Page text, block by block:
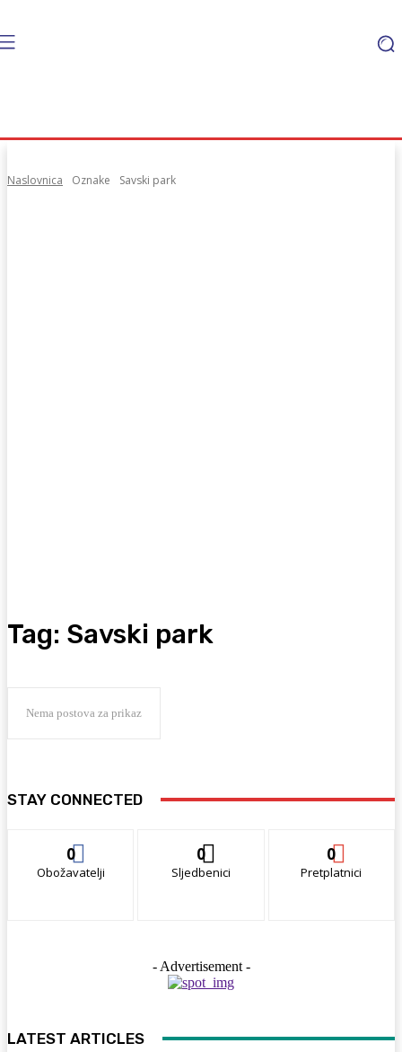
Naslovnica Oznake Savski park
Tag: Savski park
Nema postova za prikaz
STAY CONNECTED
0
Obožavatelji
0
Sljedbenici
0
Pretplatnici
- Advertisement -
LATEST ARTICLES